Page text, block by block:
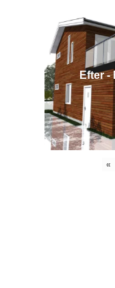
Efter -
«